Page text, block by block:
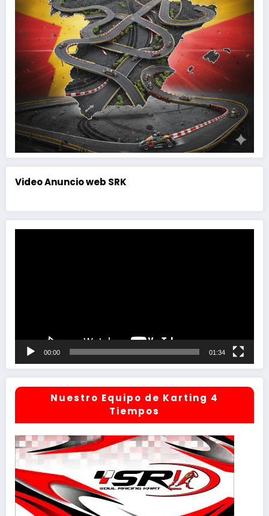
Video Anuncio web SRK
00:00 01:34
Nuestro Equipo de Karting 4
Tiempos